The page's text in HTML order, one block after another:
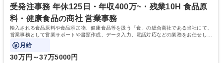
休日125日
受発注事務 年休125日・年収400万~・残業10H 食品原
料・健康食品の商社 営業事務
輸入される食品原料や食品添加物、健康食品等を扱う「食」の総合商社である当社にて、
営業事務として営業サポートや書類作成、データ入力、電話対応などの業務をお任せしま
す。
月給
30万円～37万5000円